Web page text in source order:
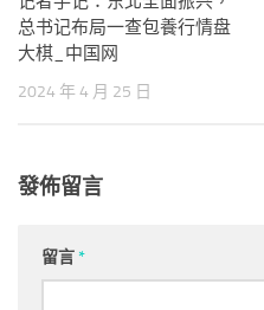
总书记布局一查包養行情盘
大棋_中国网
2024 年 4 月 25 日
發佈留言
留言*